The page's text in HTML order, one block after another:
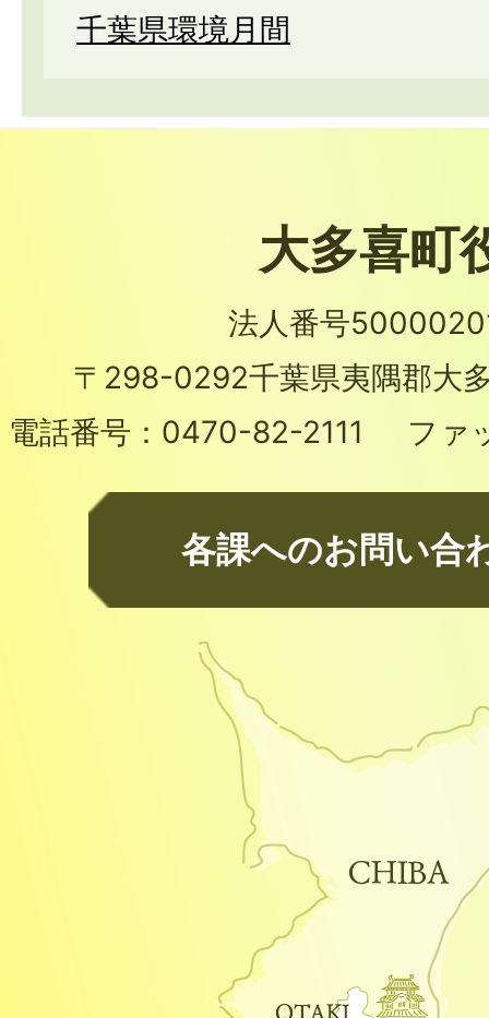
千葉県環境月間
大多喜町
法人番号
〒298-0292千葉県夷隅郡大
電話番号： 0470-82-2111 ファ
各課へのお問い合